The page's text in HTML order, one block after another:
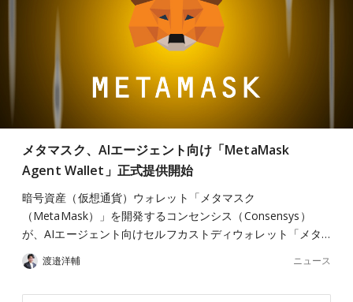
メタマスク、AIエージェント向け「MetaMask
Agent Wallet」正式提供開始
暗号資産（仮想通貨）ウォレット「メタマスク
（MetaMask）」を開発するコンセンシス（Consensys）
が、AIエージェント向けセルフカストディウォレット「メタ…
渡邉洋輔 ニュース